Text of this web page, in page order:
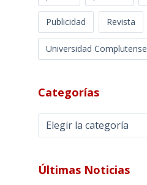
Publicidad Revista
Universidad Complutense
Categorías
Categorías
Últimas Noticias